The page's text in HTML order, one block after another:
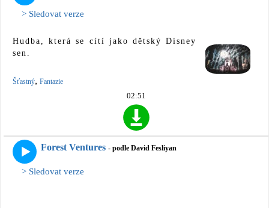
> Sledovat verze
Hudba, která se cítí jako dětský Disney
sen.
Šťastný, Fantazie
02:51
Forest Ventures - podle David Fesliyan
> Sledovat verze